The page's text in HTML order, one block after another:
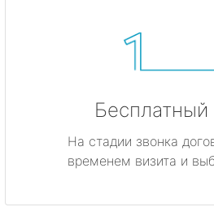
Бесплатный
На стадии звонка
временем визита и